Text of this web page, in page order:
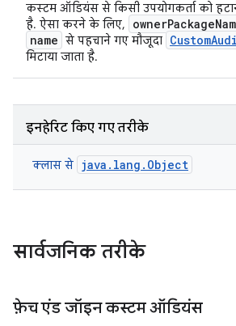
कस्टम ऑडियंस से किसी उपयोगकर्ता को
है. ऐसा करने के लिए,
name से पहचाने गए मौजूदा
मिटाया जाता है.
इनहेरिट किए गए तरीके
क्लास से java.lang.Object
सार्वजनिक तरीके
फ़ेच एंड जॉइन कस्टम ऑडियंस